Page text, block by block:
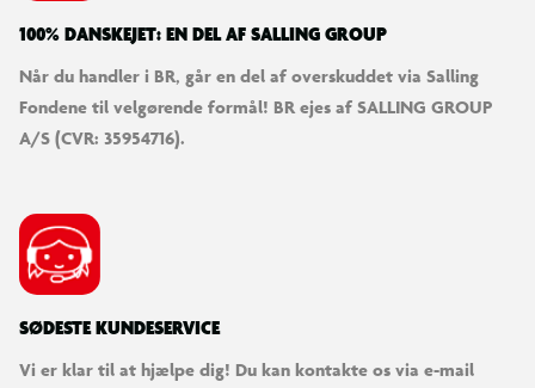
100% DANSKEJET: EN DEL AF SALLING GROUP
Når du handler i BR, går en del af overskuddet via Salling
Fondene til velgørende formål! BR ejes af SALLING GROUP
A/S (CVR: 35954716).
SØDESTE KUNDESERVICE
Vi er klar til at hjælpe dig! Du kan kontakte os via e-mail